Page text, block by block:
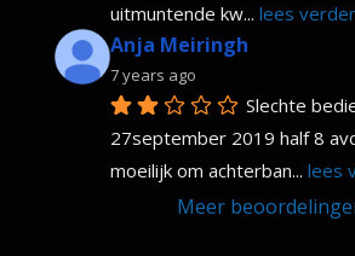
uitmuntende kw... lees verder
Anja Meiringh
7 years ago
Slechte
27september 2019 half 8
moeilijk om achterban... lees
Meer